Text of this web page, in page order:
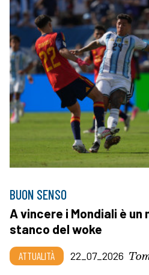
BUON SENSO
A vincere i Mondiali è un
stanco del woke
ATTUALITÀ 22_07_2026